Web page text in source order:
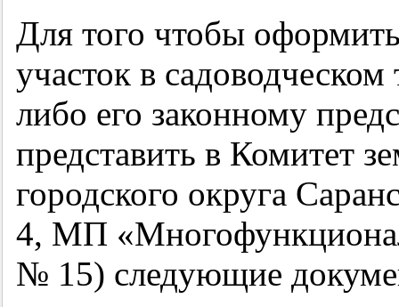
Для того чтобы
участок в
либо его законному
представить в Комитет
городского округа
4, МП
№ 15) следующие